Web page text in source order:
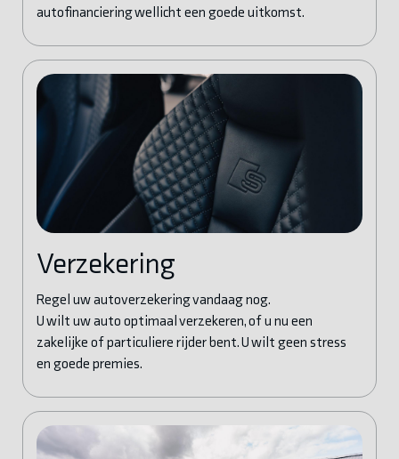
autofinanciering wellicht een goede uitkomst.
Verzekering
Regel uw autoverzekering vandaag nog.
U wilt uw auto optimaal verzekeren, of u nu een
zakelijke of particuliere rijder bent. U wilt geen stress
en goede premies.